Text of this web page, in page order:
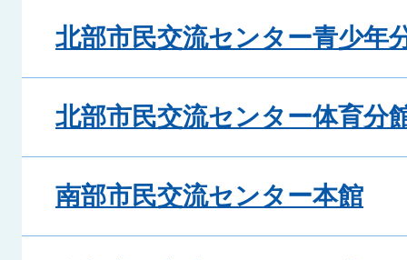
北部市民交流センター青少年
北部市民交流センター体育分
南部市民交流センター本館